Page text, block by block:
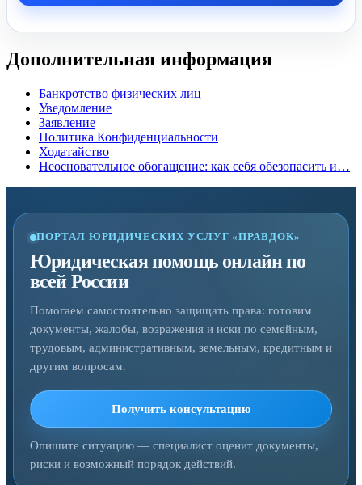
Дополнительная информация
Банкротство физических лиц
Уведомление
Заявление
Политика Конфиденциальности
Ходатайство
Неосновательное обогащение: как себя обезопасить и…
ПОРТАЛ ЮРИДИЧЕСКИХ УСЛУГ «ПРАВДОК»
Юридическая помощь онлайн по
всей России
Помогаем самостоятельно защищать права: готовим
документы, жалобы, возражения и иски по семейным,
трудовым, административным, земельным, кредитным и
другим вопросам.
Получить консультацию
Опишите ситуацию — специалист оценит документы,
риски и возможный порядок действий.